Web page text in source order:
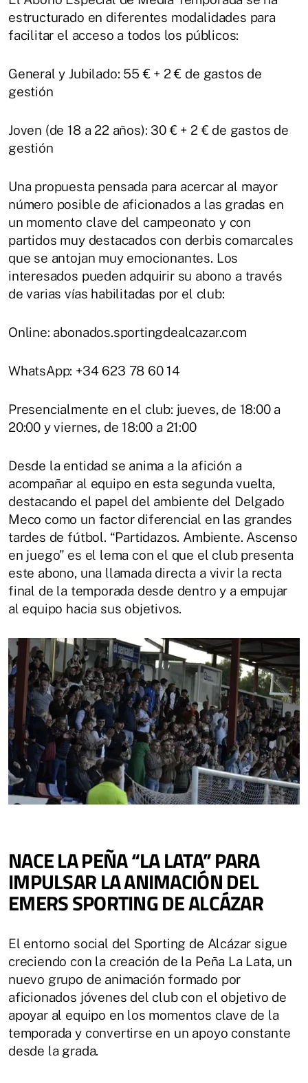
estructurado en diferentes modalidades para
facilitar el acceso a todos los públicos:
General y Jubilado: 55 € + 2 € de gastos de
gestión
Joven (de 18 a 22 años): 30 € + 2 € de gastos de
gestión
Una propuesta pensada para acercar al mayor
número posible de aficionados a las gradas en
un momento clave del campeonato y con
partidos muy destacados con derbis comarcales
que se antojan muy emocionantes. Los
interesados pueden adquirir su abono a través
de varias vías habilitadas por el club:
Online: abonados.sportingdealcazar.com
WhatsApp: +34 623 78 60 14
Presencialmente en el club: jueves, de 18:00 a
20:00 y viernes, de 18:00 a 21:00
Desde la entidad se anima a la afición a
acompañar al equipo en esta segunda vuelta,
destacando el papel del ambiente del Delgado
Meco como un factor diferencial en las grandes
tardes de fútbol. “Partidazos. Ambiente. Ascenso
en juego” es el lema con el que el club presenta
este abono, una llamada directa a vivir la recta
final de la temporada desde dentro y a empujar
al equipo hacia sus objetivos.
NACE LA PEÑA “LA LATA” PARA
IMPULSAR LA ANIMACIÓN DEL
EMERS SPORTING DE ALCÁZAR
El entorno social del Sporting de Alcázar sigue
creciendo con la creación de la Peña La Lata, un
nuevo grupo de animación formado por
aficionados jóvenes del club con el objetivo de
apoyar al equipo en los momentos clave de la
temporada y convertirse en un apoyo constante
desde la grada.